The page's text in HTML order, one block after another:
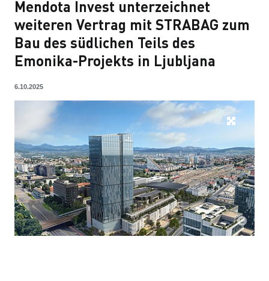
Mendota Invest unterzeichnet
weiteren Vertrag mit STRABAG zum
Bau des südlichen Teils des
Emonika-Projekts in Ljubljana
6.10.2025